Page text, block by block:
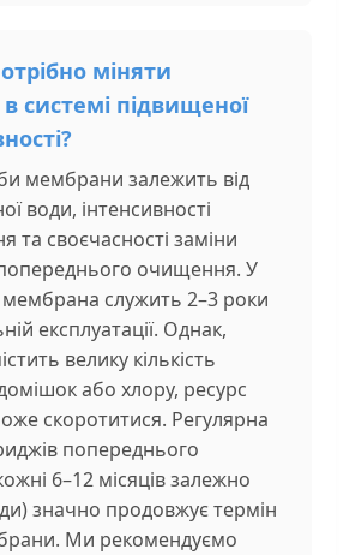
міняти
системі підвищеної
мембрани залежить від
води, інтенсивності
та своєчасності заміни
очищення. У
служить 2–3 роки
експлуатації. Однак,
велику кількість
або хлору, ресурс
скоротитися. Регулярна
попереднього
6–12 місяців залежно
значно продовжує термін
Ми рекомендуємо